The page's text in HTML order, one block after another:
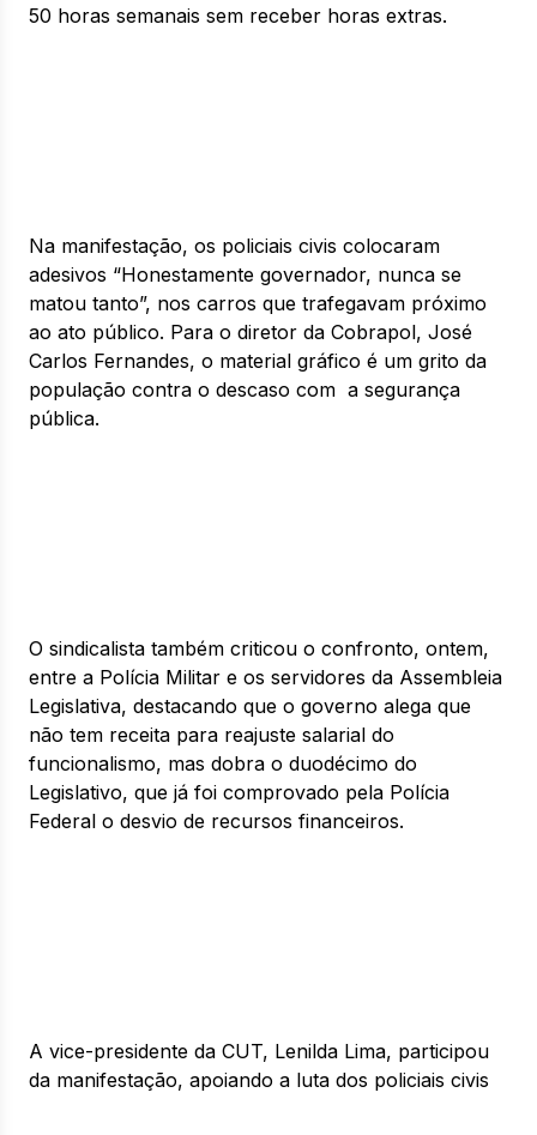
50 horas semanais sem receber horas extras.
Na manifestação, os policiais civis colocaram
adesivos “Honestamente governador, nunca se
matou tanto”, nos carros que trafegavam próximo
ao ato público. Para o diretor da Cobrapol, José
Carlos Fernandes, o material gráfico é um grito da
população contra o descaso com a segurança
pública.
O sindicalista também criticou o confronto, ontem,
entre a Polícia Militar e os servidores da Assembleia
Legislativa, destacando que o governo alega que
não tem receita para reajuste salarial do
funcionalismo, mas dobra o duodécimo do
Legislativo, que já foi comprovado pela Polícia
Federal o desvio de recursos financeiros.
A vice-presidente da CUT, Lenilda Lima, participou
da manifestação, apoiando a luta dos policiais civis